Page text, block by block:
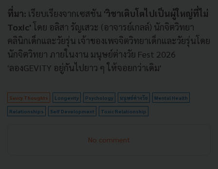
ที่มา: เรียบเรียงจากเซสชัน 'วิชาเติบโตไปเป็นผู้ใหญ่ที่ไม่
Toxic' โดย อลิสา รัญเสวะ (อาจารย์เกลล์) นักจิตวิทยา
คลินิกเด็กและวัยรุ่น เจ้าของเพจจิตวิทยาเด็กและวัยรุ่นโดย
นักจิตวิทยา ภายในงาน มนุษย์ต่างวัย Fest 2026
'ลองGEVITY อยู่กันไปยาว ๆ ให้จอยกว่าเดิม'
Saucy Thoughts Longevity Psychology มนุษย์ต่างวัย Mental Health
Relationships Self Development Toxic Relationship
No comment